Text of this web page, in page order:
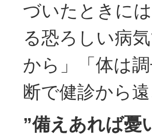
づいたときに
る恐ろしい病
から」「体は
断で健診から
”備えあれば憂